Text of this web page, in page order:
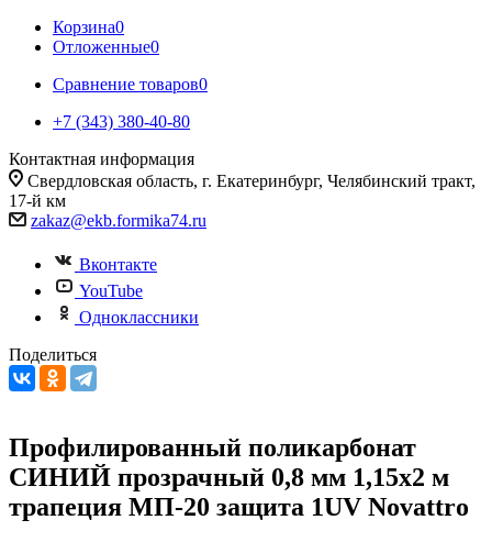
Корзина0
Отложенные0
Сравнение товаров0
+7 (343) 380-40-80
Контактная информация
Свердловская область, г. Екатеринбург, Челябинский тракт,
17-й км
zakaz@ekb.formika74.ru
Вконтакте
YouTube
Одноклассники
Поделиться
Профилированный поликарбонат
СИНИЙ прозрачный 0,8 мм 1,15х2 м
трапеция МП-20 защита 1UV Novattro